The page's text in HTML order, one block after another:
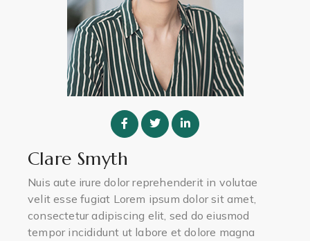
Clare Smyth
Nuis aute irure dolor reprehenderit in volutae
velit esse fugiat Lorem ipsum dolor sit amet,
consectetur adipiscing elit, sed do eiusmod
tempor incididunt ut labore et dolore magna